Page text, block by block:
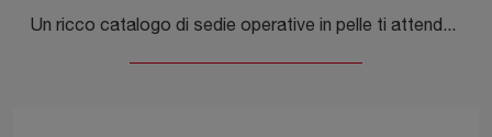
Un ricco catalogo di sedie operative in pelle ti attende! Il modello Rachel Turn di Cattelan Italia ti attende!